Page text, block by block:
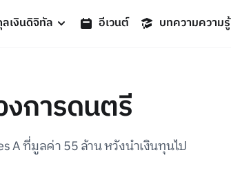
เงินดิจิทัล อีเวนต์ บทความความรู้
งการดนตรี
A ที่มูลค่า 55 ล้าน หวังนำเงินทุนไป